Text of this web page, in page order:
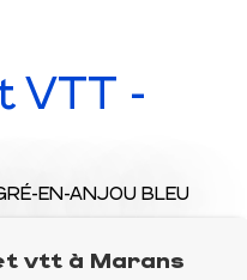
-
EN-ANJOU BLEU
vtt à Marans